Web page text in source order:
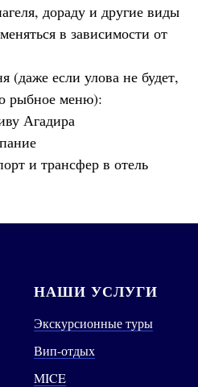
дораду и другие виды
в зависимости от
(даже если улова не будет,
рыбное меню):
Агадира
и трансфер в отель
НАШИ УСЛУГИ
Экскурсионные туры
Вип-отдых
MICE